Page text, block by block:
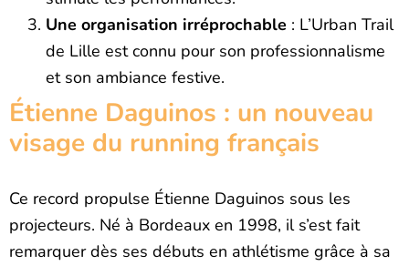
Une organisation irréprochable : L’Urban Trail
de Lille est connu pour son professionnalisme
et son ambiance festive.
Étienne Daguinos : un nouveau
visage du running français
Ce record propulse Étienne Daguinos sous les
projecteurs. Né à Bordeaux en 1998, il s’est fait
remarquer dès ses débuts en athlétisme grâce à sa